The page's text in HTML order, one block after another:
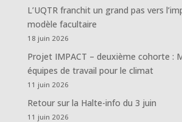
L’UQTR franchit un grand pas vers
modèle facultaire
18 juin 2026
Projet IMPACT – deuxième cohorte :
équipes de travail pour le climat
11 juin 2026
Retour sur la Halte-info du 3 juin
11 juin 2026